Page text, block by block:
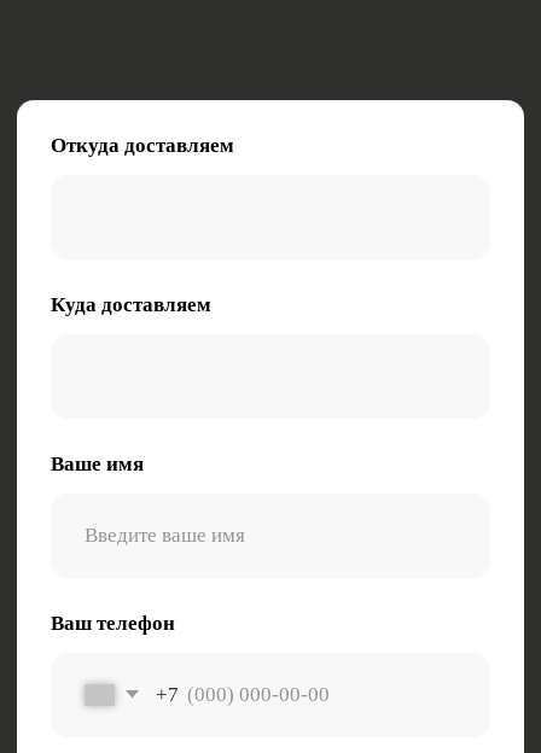
zakaz@tk-kometa.ru
Телефон:
Опишите характер груза (габариты, вес,